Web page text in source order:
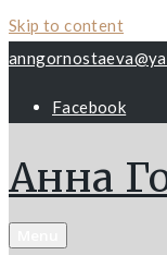
Skip to content
Facebook
Анна